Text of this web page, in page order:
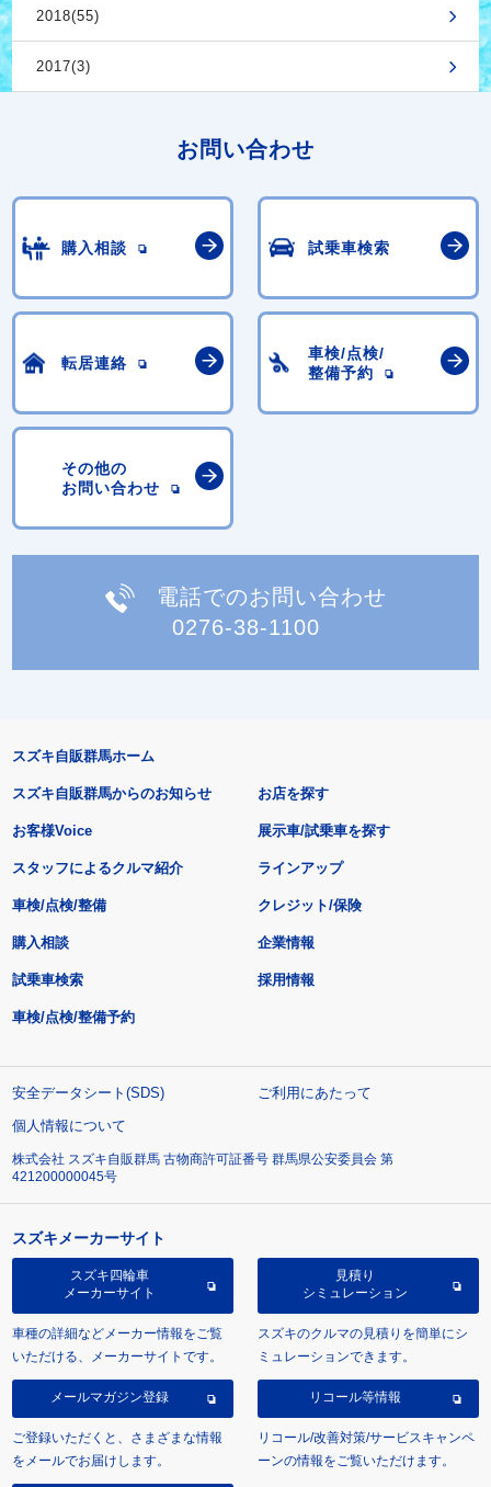
2018(55)
2017(3)
お問い合わせ
購入相談 試乗車検索
転居連絡
車検/点検/
整備予約
その他の
お問い合わせ
電話でのお問い合わせ
0276-38-1100
スズキ自販群馬ホーム
スズキ自販群馬からのお知らせ
お客様Voice
スタッフによるクルマ紹介
お店を探す
展示車/試乗車を探す
ラインアップ
車検/点検/整備 クレジット/保険
購入相談
試乗車検索
車検/点検/整備予約
企業情報
採用情報
安全データシート(SDS)
ご利用にあたって
個人情報について
株式会社 スズキ自販群馬 古物商許可証番号 群馬県公安委員会 第
421200000045号
スズキメーカーサイト
スズキ四輪車
メーカーサイト
車種の詳細などメーカー情報をご覧
いただける、メーカーサイトです。
見積り
シミュレーション
スズキのクルマの見積りを簡単にシ
ミュレーションできます。
メールマガジン登録
ご登録いただくと、さまざまな情報
をメールでお届けします。
リコール等情報
リコール/改善対策/サービスキャンペ
ーンの情報をご覧いただけます。